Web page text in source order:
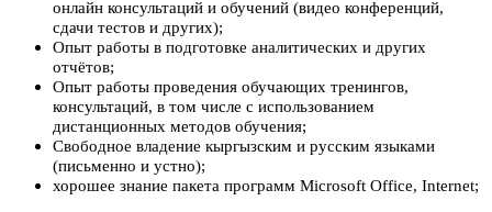
онлайн консультаций и обучений (видео конференций,
сдачи тестов и других);
Опыт работы в подготовке аналитических и других
отчётов;
Опыт работы проведения обучающих тренингов,
консультаций, в том числе с использованием
дистанционных методов обучения;
Свободное владение кыргызским и русским языками
(письменно и устно);
хорошее знание пакета программ Microsoft Office, Internet;